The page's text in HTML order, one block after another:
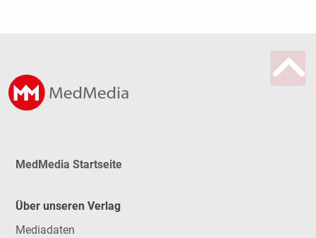
MedMedia Startseite
Über unseren Verlag
Mediadaten